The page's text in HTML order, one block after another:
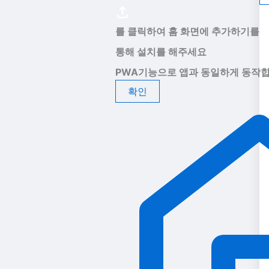
를 클릭하여 홈 화면에 추가하기를
통해 설치를 해주세요
PWA기능으로 앱과 동일하게 동작
확인